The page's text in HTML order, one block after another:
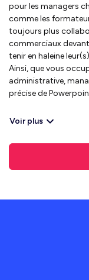
pour les managers
comme les
toujours plus
commerciaux
tenir en haleine
Ainsi, que vous
administrative,
précise de
Voir plus